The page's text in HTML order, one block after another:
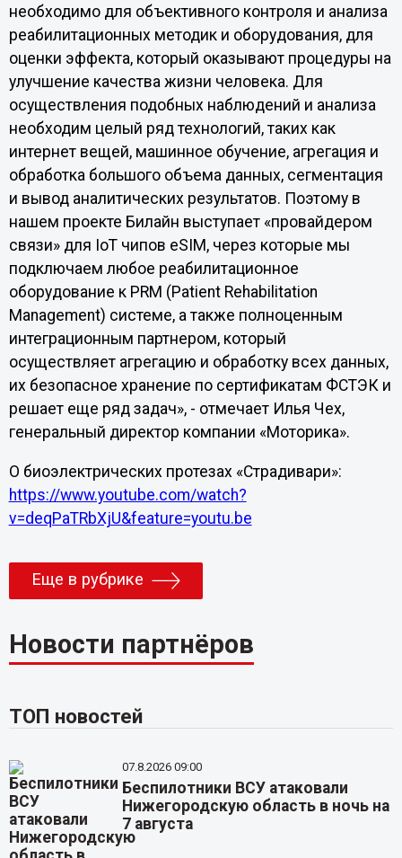
необходимо для объективного контроля и анализа
реабилитационных методик и оборудования, для
оценки эффекта, который оказывают процедуры на
улучшение качества жизни человека. Для
осуществления подобных наблюдений и анализа
необходим целый ряд технологий, таких как
интернет вещей, машинное обучение, агрегация и
обработка большого объема данных, сегментация
и вывод аналитических результатов. Поэтому в
нашем проекте Билайн выступает «провайдером
связи» для IoT чипов eSIM, через которые мы
подключаем любое реабилитационное
оборудование к PRM (Patient Rehabilitation
Management) системе, а также полноценным
интеграционным партнером, который
осуществляет агрегацию и обработку всех данных,
их безопасное хранение по сертификатам ФСТЭК и
решает еще ряд задач», - отмечает Илья Чех,
генеральный директор компании «Моторика».
О биоэлектрических протезах «Страдивари»:
https://www.youtube.com/watch?
v=deqPaTRbXjU&feature=youtu.be
Еще в рубрике
Новости партнёров
ТОП новостей
07.8.2026 09:00
Беспилотники ВСУ атаковали
Нижегородскую область в ночь на
7 августа